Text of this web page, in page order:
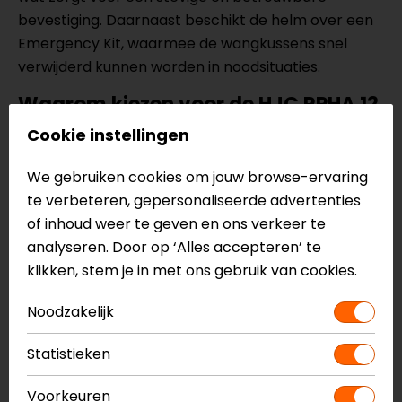
bevestiging. Daarnaast beschikt de helm over een
Emergency Kit, waarmee de wangkussens snel
verwijderd kunnen worden in noodsituaties.
Waarom kiezen voor de HJC RPHA 12
Carbon Keres?
perfecte keuze als je op zoek bent naar een
lichtgewicht, veilige en stijlvolle helm met
topprestaties. Je krijgt een premium carbon design,
geavanceerde technologie en maximaal comfort in
één.
Of je nu sportief rijdt of gewoon het beste wilt, met
deze helm ga je altijd goed voorbereid de weg op.
Cookie instellingen
We gebruiken cookies om jouw browse-ervaring
te verbeteren, gepersonaliseerde advertenties
of inhoud weer te geven en ons verkeer te
analyseren. Door op ‘Alles accepteren’ te
klikken, stem je in met ons gebruik van cookies.
Noodzakelijk
Statistieken
Voorkeuren